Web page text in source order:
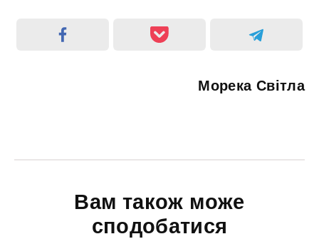
Морека Світла
Вам також може
сподобатися